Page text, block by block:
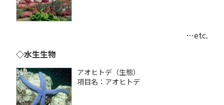
…etc.
◇水生生物
アオヒトデ（生態）
項目名：アオヒトデ